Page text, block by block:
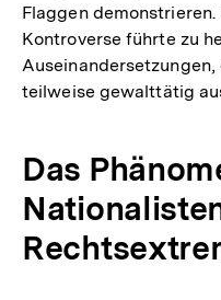
Flaggen
Kontroverse führte zu
teilweise gewalttätig
Das